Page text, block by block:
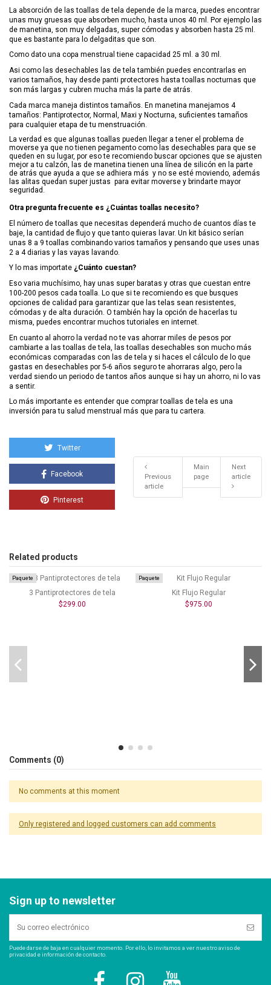
La absorción de las toallas de tela depende de la marca, puedes encontrar
unas muy gruesas que absorben mucho, hasta unos 40 ml. Por ejemplo las
de manetina, son muy delgadas, super cómodas y absorben hasta 25 ml.
que es bastante para lo delgaditas que son.
Como dato una copa menstrual tiene capacidad 25 ml. a 30 ml.
Asi como las desechables las de tela también puedes encontrarlas en
varios tamaños, hay desde panti protectores hasta toallas nocturnas que
son más largas y cubren mucha más la parte de atrás.
Cada marca maneja distintos tamaños. En manetina manejamos 4
tamaños: Pantiprotector, Normal, Maxi y Nocturna, suficientes tamaños
para cualquier etapa de tu menstruación.
La verdad es que algunas toallas pueden llegar a tener el problema de
moverse ya que no tienen pegamento como las desechables para que se
queden en su lugar, por eso te recomiendo buscar opciones que se ajusten
mejor a tu calzón, las de manetina tienen una línea de silicón en la parte
de atrás que ayuda a que se adhiera más y no se esté moviendo, además
las alitas quedan super justas para evitar moverse y brindarte mayor
seguridad.
Otra pregunta frecuente es ¿Cuántas toallas necesito?
El número de toallas que necesitas dependerá mucho de cuantos días te
baje, la cantidad de flujo y que tanto quieras lavar. Un kit básico serían
unas 8 a 9 toallas combinando varios tamaños y pensando que uses unas
2 a 4 diarias y las vayas lavando.
Y lo mas importate ¿Cuánto cuestan?
Eso varia muchísimo, hay unas super baratas y otras que cuestan entre
100-200 pesos cada toalla. Lo que si te recomiendo es que busques
opciones de calidad para garantizar que las telas sean resistentes,
cómodas y de alta duración. O también hay la opción de hacerlas tu
misma, puedes encontrar muchos tutoriales en internet.
En cuanto al ahorro la verdad no te vas ahorrar miles de pesos por
cambiarte a las toallas de tela, las toallas desechables son mucho más
económicas comparadas con las de tela y si haces el cálculo de lo que
gastas en desechables por 5-6 años seguro te ahorraras algo, pero la
verdad siendo un periodo de tantos años aunque si hay un ahorro, ni lo vas
a sentir.
Lo más importante es entender que comprar toallas de tela es una
inversión para tu salud menstrual más que para tu cartera.
Twitter
Facebook
Pinterest
Previous
article
Main
page
Next
article
Related products
Paquete
3 Pantiprotectores de tela
$299.00
Paquete
Kit Flujo Regular
$975.00
Comments (0)
No comments at this moment
Only registered and logged customers can add comments
Sign up to newsletter
Puede darse de baja en cualquier momento. Por ello, lo invitamos a ver nuestro aviso de
privacidad e información de contacto.